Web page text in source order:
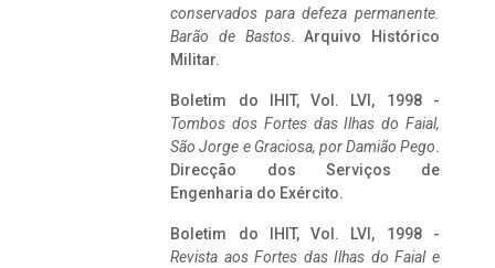
conservados para defeza permanente.
Barão de Bastos. Arquivo Histórico
Militar.
Boletim do IHIT, Vol. LVI, 1998 -
Tombos dos Fortes das Ilhas do Faial,
São Jorge e Graciosa, por Damião Pego.
Direcção dos Serviços de
Engenharia do Exército.
Boletim do IHIT, Vol. LVI, 1998 -
Revista aos Fortes das Ilhas do Faial e